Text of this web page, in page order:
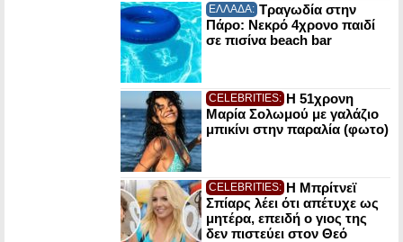
ΕΛΛΑΔΑ: Τραγωδία στην
Πάρο: Νεκρό 4χρονο παιδί
σε πισίνα beach bar
CELEBRITIES: Η 51χρονη
Μαρία Σολωμού με γαλάζιο
μπικίνι στην παραλία (φωτο)
CELEBRITIES: Η Μπρίτνεϊ
Σπίαρς λέει ότι απέτυχε ως
μητέρα, επειδή ο γιος της
δεν πιστεύει στον Θεό